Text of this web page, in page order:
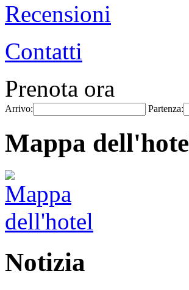
Recensioni
Contatti
Prenota ora
Arrivo: Partenza:
Mappa
Notizia